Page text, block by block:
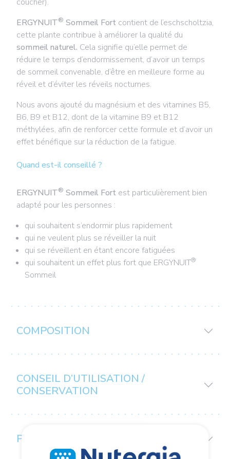
ERGYNUIT® Sommeil Fort contient de l’eschscholtzia,
cette plante contribue à améliorer la qualité du
sommeil naturel. Cela signifie qu’elle permet de
réduire le temps d’endormissement, d’avoir un temps
de sommeil convenable, d’être en meilleure forme au
réveil et d’éviter les réveils nocturnes.
Nous avons ajouté du magnésium et des vitamines B5,
B6, B9 et B12, dont de la vitamine B9 et B12
méthylées, afin de renforcer cette formule et d’avoir un
effet bénéfique sur la réduction de la fatigue.
Quand est-il conseillé ?
ERGYNUIT® Sommeil Fort est particulièrement bien
adapté pour les personnes :
qui souhaitent s’endormir plus rapidement
qui ne veulent plus se réveiller la nuit
qui se réveillent en étant encore fatiguées
qui souhaitent un effet plus fort que ERGYNUIT®
Sommeil
COMPOSITION
CONSEIL D’UTILISATION /
CONSERVATION
PRÉCAUTIONS D’EMPLOI